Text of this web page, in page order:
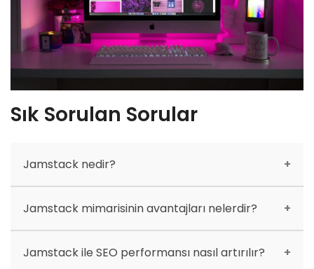
Sık Sorulan Sorular
Jamstack nedir?
bir araya getirerek modern web siteleri oluşturma
Jamstack mimarisinin avantajları nelerdir?
performans, güvenlik, ölçeklenebilirlik ve geliştirici
Jamstack ile SEO performansı nasıl artırılır?